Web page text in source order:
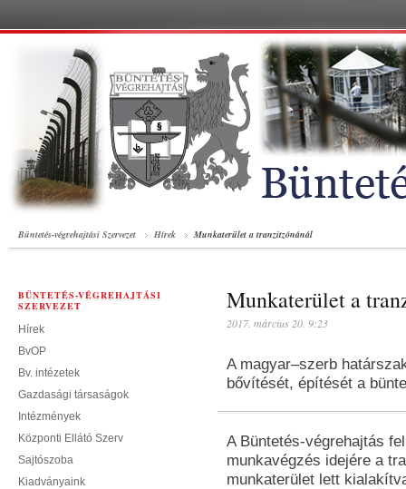
Büntetés-végrehajtási Szervezet Hírek Munkaterület a tranzitzónánál
BÜNTETÉS-VÉGREHAJTÁSI
SZERVEZET
Hírek
BvOP
Bv. intézetek
Gazdasági társaságok
Intézmények
Központi Ellátó Szerv
Sajtószoba
Kiadványaink
Munkaterület a
2017. március 20. 9:23
A magyar–szerb
bővítését, építését a
A Büntetés-végrehajtás
munkavégzés idejére a
munkaterület lett